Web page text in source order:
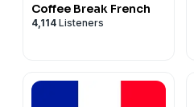
Coffee Break French
4,114 Listeners